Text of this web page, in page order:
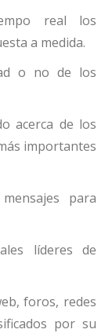
real los
a medida.
o no de los
acerca de los
importantes
para
líderes de
foros, redes
por su